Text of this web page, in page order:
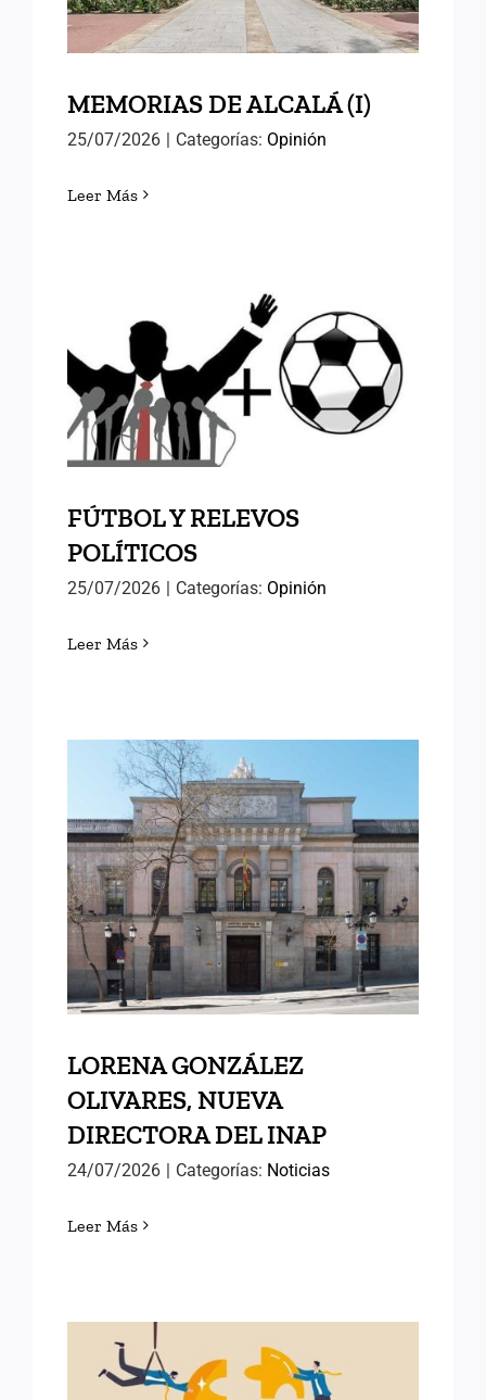
MEMORIAS DE ALCALÁ (I)
25/07/2026 | Categorías: Opinión
Leer Más
FÚTBOL Y RELEVOS
POLÍTICOS
FÚTBOL Y RELEVOS
POLÍTICOS
25/07/2026 | Categorías: Opinión
Leer Más
LORENA GONZÁLEZ
OLIVARES, NUEVA
DIRECTORA DEL INAP
LORENA GONZÁLEZ
OLIVARES, NUEVA
DIRECTORA DEL INAP
24/07/2026 | Categorías: Noticias
Leer Más